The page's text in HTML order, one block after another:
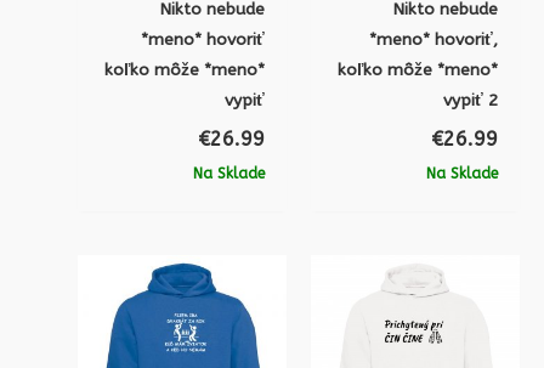
Nikto nebude
*meno* hovoriť
koľko môže *meno*
vypiť
€26.99
Na Sklade
Nikto nebude
*meno* hovoriť,
koľko môže *meno*
vypiť 2
€26.99
Na Sklade